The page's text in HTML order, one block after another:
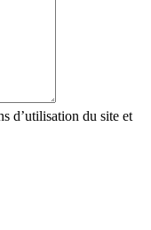
d’utilisation du site et